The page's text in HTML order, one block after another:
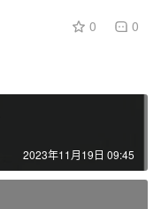
0 0
2023年11月19日 09:45